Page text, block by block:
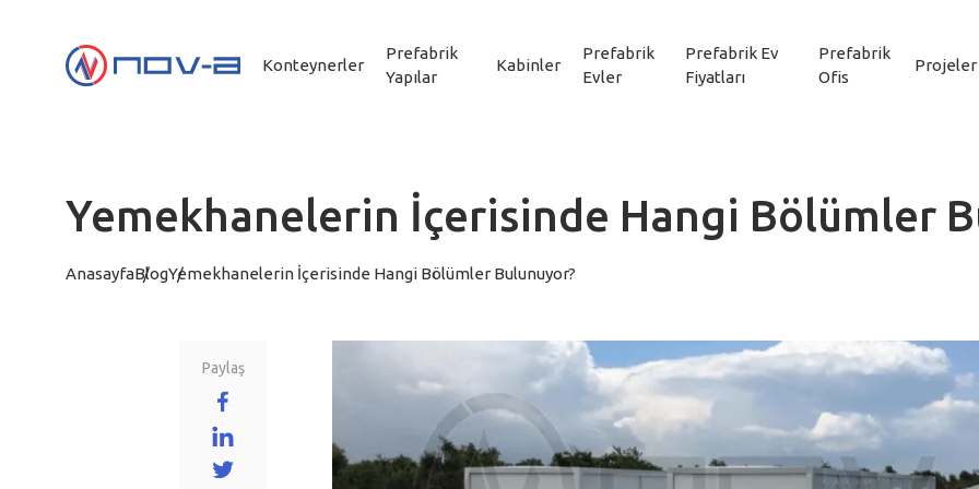
Konteynerler
Prefabrik
Yapılar
Kabinler
Prefabrik
Evler
Prefabrik Ev
Fiyatları
Prefabrik
Ofis
Projeler
Yemekhanelerin İçerisinde Hangi Bölümler
AnasayfaBlogYemekhanelerin İçerisinde Hangi Bölümler Bulunuyor?
Paylaş